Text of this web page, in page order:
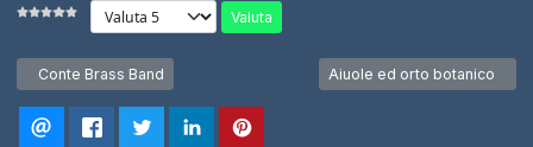
Valuta
Articolo precedente: Conte Brass Band
Conte Brass Band Articolo successivo: Aiuole
Aiuole ed orto botanico